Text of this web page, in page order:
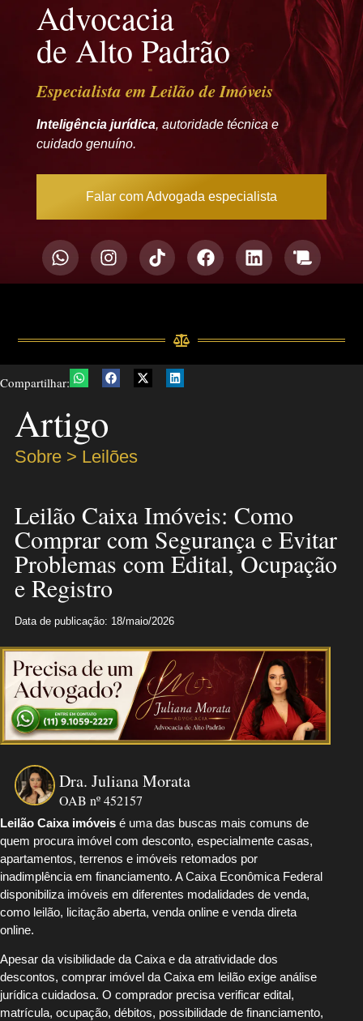
Advocacia
de Alto Padrão
Especialista em Leilão de Imóveis
Inteligência jurídica, autoridade técnica e
cuidado genuíno.
Falar com Advogada especialista
Compartilhar:
Artigo
Sobre > Leilões
Leilão Caixa Imóveis: Como
Comprar com Segurança e Evitar
Problemas com Edital, Ocupação
e Registro
Data de publicação: 18/maio/2026
Dra. Juliana Morata
OAB nº 452157
Leilão Caixa imóveis é uma das buscas mais comuns de
quem procura imóvel com desconto, especialmente casas,
apartamentos, terrenos e imóveis retomados por
inadimplência em financiamento. A Caixa Econômica Federal
disponibiliza imóveis em diferentes modalidades de venda,
como leilão, licitação aberta, venda online e venda direta
online.
Apesar da visibilidade da Caixa e da atratividade dos
descontos, comprar imóvel da Caixa em leilão exige análise
jurídica cuidadosa. O comprador precisa verificar edital,
matrícula, ocupação, débitos, possibilidade de financiamento,